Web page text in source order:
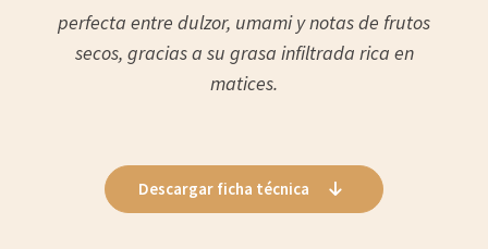
perfecta entre dulzor, umami y notas de frutos
secos, gracias a su grasa infiltrada rica en
matices.
Descargar ficha técnica